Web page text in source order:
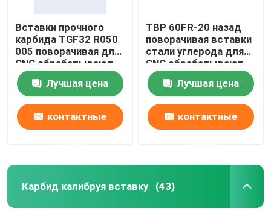
Вставки прочного
карбида TGF32 R050
005 поворачивая для
CNC обрабатывают
калибровать на
токарном станке
подвергать
механической
обработке
Лучшая цена
контактные
TBP 60FR-20 назад
поворачивая вставки
стали углерода для
CNC обрабатывают
стальной подвергать
на токарном станке
механической
обработке частей
Лучшая цена
контактные
Карбид калибруя вставку (43)